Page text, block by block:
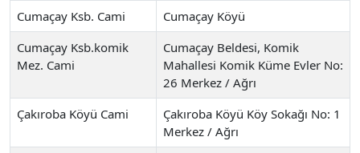
Cumaçay Ksb. Cami
Cumaçay Köyü
Cumaçay Ksb.komik
Mez. Cami
Cumaçay Beldesi, Komik
Mahallesi Komik Küme Evler No:
26 Merkez / Ağrı
Çakıroba Köyü Cami
Çakıroba Köyü Köy Sokağı No: 1
Merkez / Ağrı